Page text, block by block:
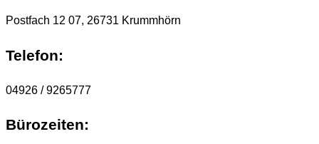
Postfach 12 07, 26731 Krummhörn
Telefon:
04926 / 9265777
Bürozeiten: